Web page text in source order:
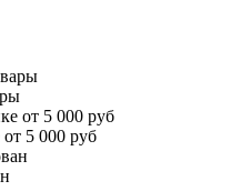
5 000 руб